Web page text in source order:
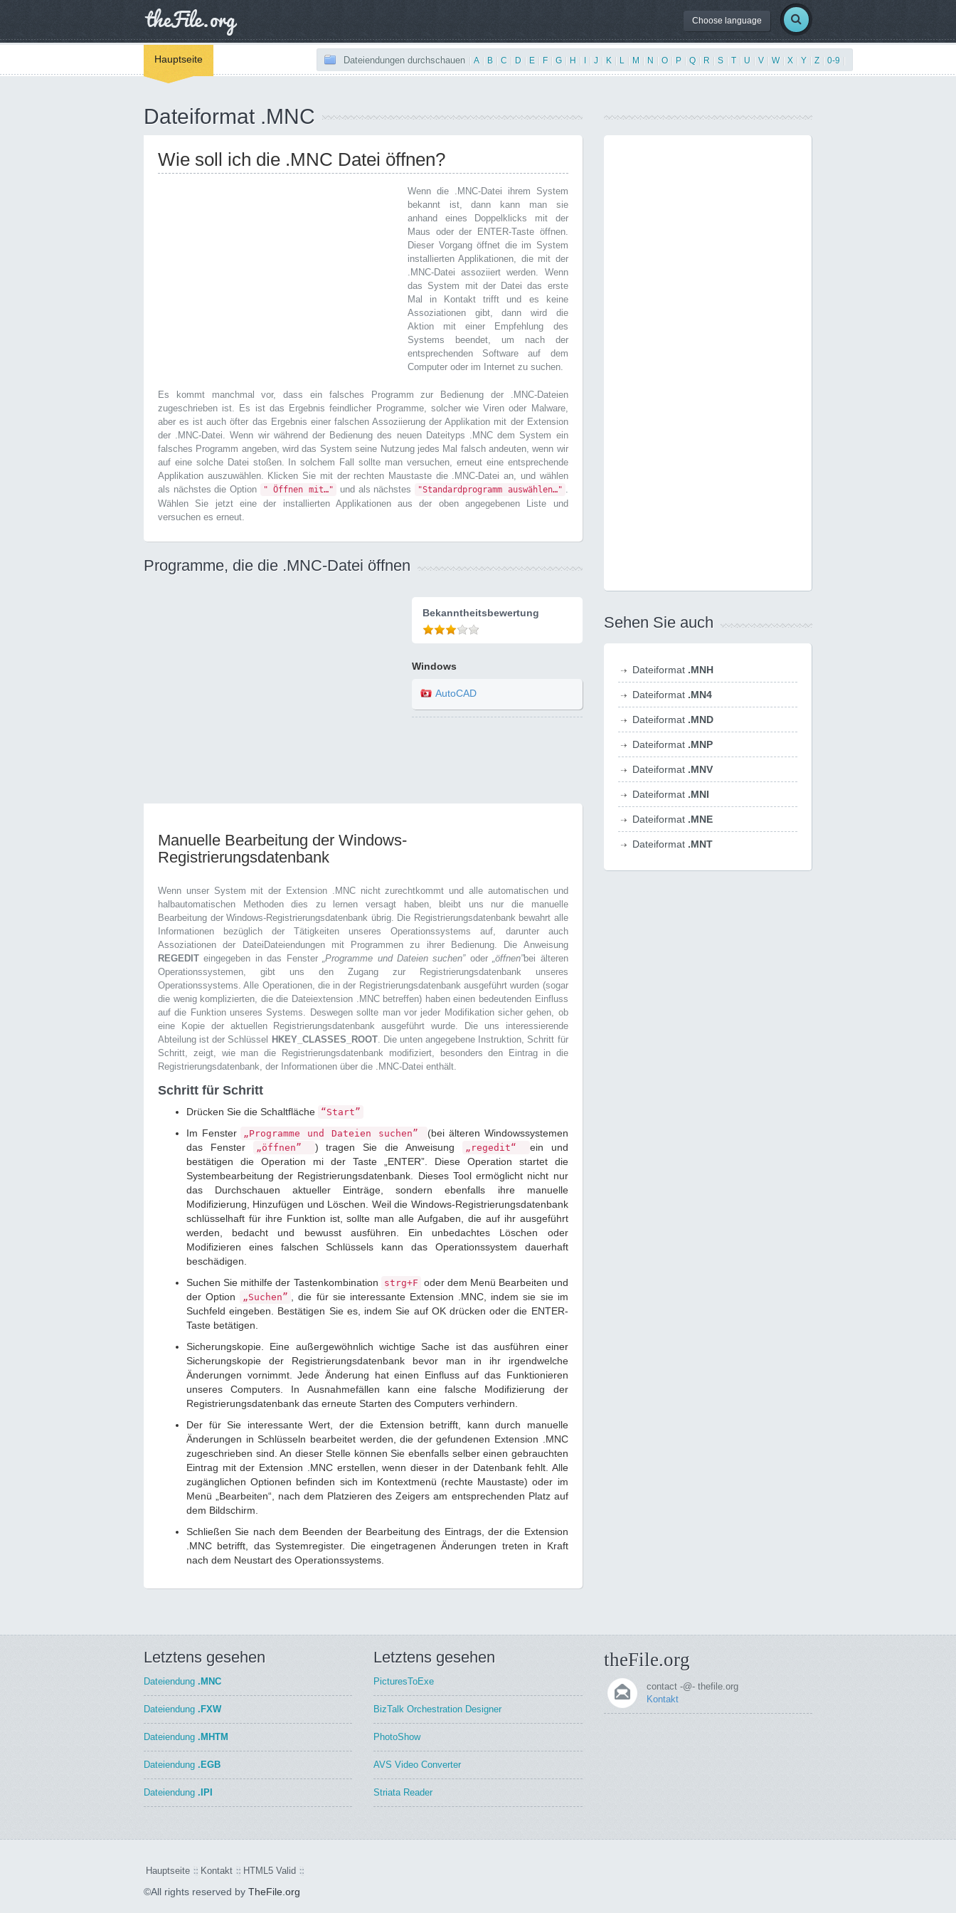
Choose language
Hauptseite Dateiendungen durchschauen A B C D E F G H J K L M N O P Q R S T U V W| X Y Z 0-9
Dateiformat .MNC
Wie soll ich die .MNC Datei öffnen?
Wenn die .MNC-Datei ihrem System
bekannt ist, dann kann man sie
anhand eines Doppelklicks mit der
Maus oder der ENTER-Taste öffnen.
Dieser Vorgang öffnet die im System
installierten Applikationen, die mit der
.MNC-Datei assoziiert werden. Wenn
das System mit der Datei das erste
Mal in Kontakt trifft und es keine
Assoziationen gibt, dann wird die
Aktion mit einer Empfehlung des
Systems beendet, um nach der
entsprechenden Software auf dem
Computer oder im Internet zu suchen.
Es kommt manchmal vor, dass ein falsches Programm zur Bedienung der .MNC-Dateien
zugeschrieben ist. Es ist das Ergebnis feindlicher Programme, solcher wie Viren oder Malware,
aber es ist auch öfter das Ergebnis einer falschen Assoziierung der Applikation mit der Extension
der .MNC-Datei. Wenn wir während der Bedienung des neuen Dateityps .MNC dem System ein
falsches Programm angeben, wird das System seine Nutzung jedes Mal falsch andeuten, wenn wir
auf eine solche Datei stoßen. In solchem Fall sollte man versuchen, erneut eine entsprechende
Applikation auszuwählen. Klicken Sie mit der rechten Maustaste die .MNC-Datei an, und wählen
als nächstes die Option
" Öffnen mit…" und als nächstes "Standardprogramm auswählen…" .
Wählen Sie jetzt eine der installierten Applikationen aus der oben angegebenen Liste und
versuchen es erneut.
Programme, die die .MNC-Datei öffnen
Bekanntheitsbewertung
Windows
AutoCAD
Manuelle Bearbeitung der Windows-
Registrierungsdatenbank
Wenn unser System mit der Extension .MNC nicht zurechtkommt und alle automatischen und
halbautomatischen Methoden dies zu lernen versagt haben, bleibt uns nur die manuelle
Bearbeitung der Windows-Registrierungsdatenbank übrig. Die Registrierungsdatenbank bewahrt alle
Informationen bezüglich der Tätigkeiten unseres Operationssystems auf, darunter auch
Assoziationen der DateiDateiendungen mit Programmen zu ihrer Bedienung. Die Anweisung
REGEDIT eingegeben in das Fenster„Programme und Dateien suchen”oder„öffnen”bei älteren
Operationssystemen, gibt uns den Zugang zur Registrierungsdatenbank unseres
Operationssystems. Alle Operationen, die in der Registrierungsdatenbank ausgeführt wurden (sogar
die wenig komplizierten, die die Dateiextension .MNC betreffen) haben einen bedeutenden Einfluss
auf die Funktion unseres Systems. Deswegen sollte man vor jeder Modifikation sicher gehen, ob
eine Kopie der aktuellen Registrierungsdatenbank ausgeführt wurde. Die uns interessierende
Abteilung ist der Schlüssel
HKEY_CLASSES_ROOT. Die unten angegebene Instruktion, Schritt für
Schritt, zeigt, wie man die Registrierungsdatenbank modifiziert, besonders den Eintrag in die
Registrierungsdatenbank, der Informationen über die .MNC-Datei enthält.
Schritt für Schritt
Drücken Sie die Schaltfläche “Start”
Im Fenster „Programme und Dateien suchen”
(bei älteren Windowssystemen
das Fenster
„öffnen” ) tragen Sie die Anweisung „regedit“
ein und
bestätigen die Operation mi der Taste „ENTER”. Diese Operation startet die
Systembearbeitung der Registrierungsdatenbank. Dieses Tool ermöglicht nicht nur
das Durchschauen aktueller Einträge, sondern ebenfalls ihre manuelle
Modifizierung, Hinzufügen und Löschen. Weil die Windows-Registrierungsdatenbank
schlüsselhaft für ihre Funktion ist, sollte man alle Aufgaben, die auf ihr ausgeführt
werden, bedacht und bewusst ausführen. Ein unbedachtes Löschen oder
Modifizieren eines falschen Schlüssels kann das Operationssystem dauerhaft
beschädigen.
Suchen Sie mithilfe der Tastenkombination
strg+F oder dem Menü Bearbeiten und
der Option
„Suchen”
, die für sie interessante Extension .MNC, indem sie sie im
Suchfeld eingeben. Bestätigen Sie es, indem Sie auf OK drücken oder die ENTER-
Taste betätigen.
Sicherungskopie. Eine außergewöhnlich wichtige Sache ist das ausführen einer
Sicherungskopie der Registrierungsdatenbank bevor man in ihr irgendwelche
Änderungen vornimmt. Jede Änderung hat einen Einfluss auf das Funktionieren
unseres Computers. In Ausnahmefällen kann eine falsche Modifizierung der
Registrierungsdatenbank das erneute Starten des Computers verhindern.
Der für Sie interessante Wert, der die Extension betrifft, kann durch manuelle
Änderungen in Schlüsseln bearbeitet werden, die der gefundenen Extension .MNC
zugeschrieben sind. An dieser Stelle können Sie ebenfalls selber einen gebrauchten
Eintrag mit der Extension .MNC erstellen, wenn dieser in der Datenbank fehlt. Alle
zugänglichen Optionen befinden sich im Kontextmenü (rechte Maustaste) oder im
Menü „Bearbeiten“, nach dem Platzieren des Zeigers am entsprechenden Platz auf
dem Bildschirm.
Schließen Sie nach dem Beenden der Bearbeitung des Eintrags, der die Extension
.MNC betrifft, das Systemregister. Die eingetragenen Änderungen treten in Kraft
nach dem Neustart des Operationssystems.
Sehen Sie auch
Dateiformat .MNH
Dateiformat .MN4
Dateiformat .MND
Dateiformat .MNP
Dateiformat .MNV
Dateiformat .MNI
Dateiformat .MNE
Dateiformat .MNT
Letztens gesehen
Dateiendung .MNC
Dateiendung .FXW
Dateiendung .MHTM
Dateiendung .EGB
Dateiendung .IPI
Letztens gesehen
PicturesToExe
BizTalk Orchestration Designer
PhotoShow
AVS Video Converter
Striata Reader
theFile.org
contact -@- thefile.org
Kontakt
Hauptseite Kontakt HTML5 Valid
©All rights reserved by TheFile.org